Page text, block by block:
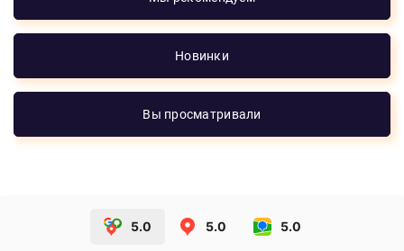
Новинки
Вы просматривали
5.0 5.0 5.0